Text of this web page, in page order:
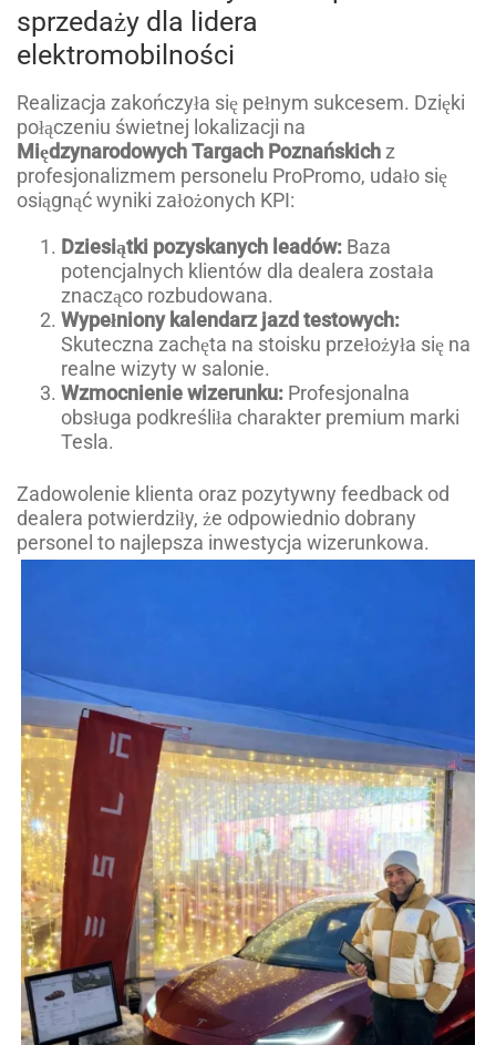
sprzedaży dla lidera
elektromobilności
Realizacja zakończyła się pełnym sukcesem. Dzięki
połączeniu świetnej lokalizacji na
Międzynarodowych Targach Poznańskich z
profesjonalizmem personelu ProPromo, udało się
osiągnąć wyniki założonych KPI:
Dziesiątki pozyskanych leadów: Baza
potencjalnych klientów dla dealera została
znacząco rozbudowana.
Wypełniony kalendarz jazd testowych:
Skuteczna zachęta na stoisku przełożyła się na
realne wizyty w salonie.
Wzmocnienie wizerunku: Profesjonalna
obsługa podkreśliła charakter premium marki
Tesla.
Zadowolenie klienta oraz pozytywny feedback od
dealera potwierdziły, że odpowiednio dobrany
personel to najlepsza inwestycja wizerunkowa.